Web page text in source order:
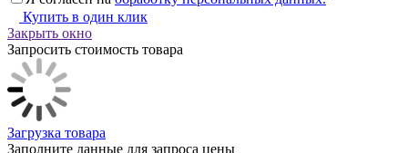
Купить в один клик
Закрыть окно
Запросить стоимость товара
Загрузка товара
Заполните данные для запроса цены